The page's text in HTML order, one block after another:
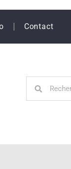
Contact